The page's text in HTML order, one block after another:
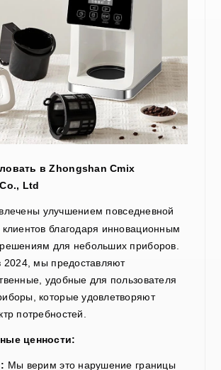
вZhongshan Cmix
Ltd
улучшением повседневной
благодаря инновационным
для небольших приборов.
2024, мы предоставляют
удобные для пользователя
которые удовлетворяют
потребностей.
ценности:
Мы веримэто нарушение границы